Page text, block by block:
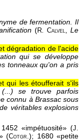
de fermentation. Il
(R. Calvel ,Le
dégradation de l'acide
qui se développe
tonneaux qu'on a pris
qui les étoufferait s'ils
(...) se trouve parfois
connu à Brassac sous
véritables explosions
1452 «impétuosité» (J.
(Cotgr.); 1680 «petite